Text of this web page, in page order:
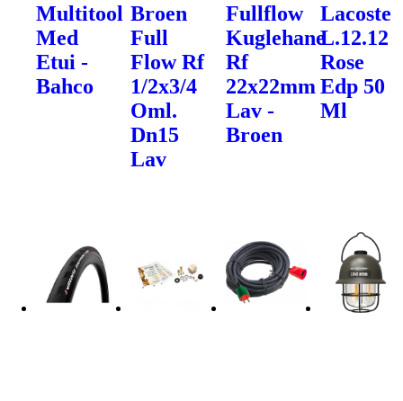
Multitool
Med
Etui -
Bahco
Broen
Full
Flow Rf
1/2x3/4
Oml.
Dn15
Lav
Fullflow
Kuglehane
Rf
22x22mm
Lav -
Broen
Lacoste
L.12.12
Rose
Edp 50
Ml